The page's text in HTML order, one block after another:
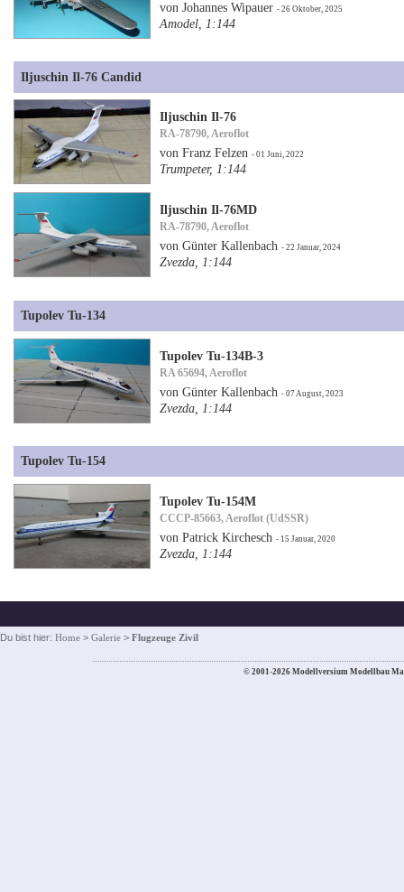
von Johannes Wipauer- 26 Oktober, 2025
Amodel, 1:144
Iljuschin Il-76 Candid
Iljuschin Il-76
RA-78790, Aeroflot
von Franz Felzen- 01 Juni, 2022
Trumpeter, 1:144
Iljuschin Il-76MD
RA-78790, Aeroflot
von Günter Kallenbach- 22 Januar, 2024
Zvezda, 1:144
Tupolev Tu-134
Tupolev Tu-134B-3
RA 65694, Aeroflot
von Günter Kallenbach- 07 August, 2023
Zvezda, 1:144
Tupolev Tu-154
Tupolev Tu-154M
CCCP-85663, Aeroflot (UdSSR)
von Patrick Kirchesch- 15 Januar, 2020
Zvezda, 1:144
Du bist hier: Home > Galerie > Flugzeuge Zivil
© 2001-2026 Modellversium Modellbau